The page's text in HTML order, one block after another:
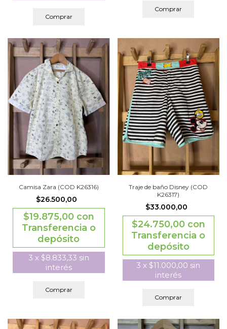
Comprar
Comprar
Camisa Zara (COD K26316)
$26.500,00
$19.875,00 con
Transferencia o
depósito
3 x $8.833,33 sin
interés
Comprar
Traje de baño Disney (COD
K26317)
$33.000,00
$24.750,00 con
Transferencia o
depósito
3 x $11.000,00 sin
interés
Comprar